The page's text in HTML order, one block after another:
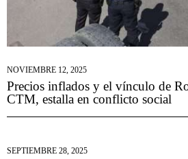
NOVIEMBRE 12, 2025
Precios inflados y el vínculo de
CTM, estalla en conflicto social
SEPTIEMBRE 28, 2025